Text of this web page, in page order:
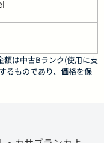
額は中古Bランク(使用に支
るものであり、価格を保